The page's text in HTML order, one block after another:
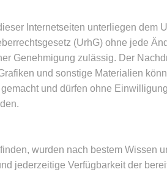
Internetseiten unterliegen dem
(UrhG) ohne jede
Genehmigung zulässig. Der
und sonstige Materialien
und dürfen ohne
wurden nach bestem Wissen
jederzeitige Verfügbarkeit der